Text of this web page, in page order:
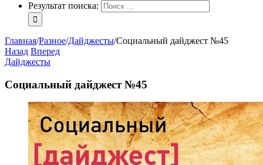
Результат поиска:
Главная/Разное/Дайджесты/Социальный дайджест №45
Назад Вперед
Дайджесты
Социальный дайджест №45